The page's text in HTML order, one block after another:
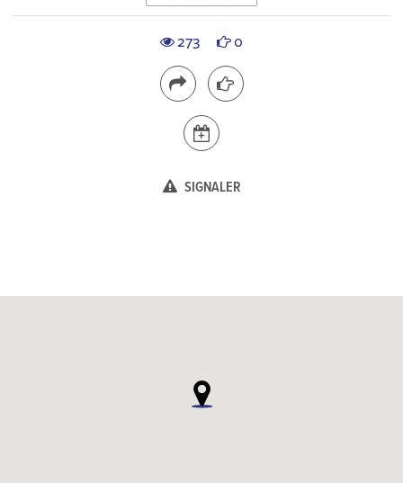
273 0
SIGNALER